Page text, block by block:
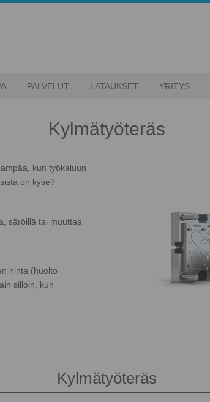
PALVELUT LATAUKSET YRITYS
Kylmätyöteräs
kun työkaluun
on kyse?
säröillä tai muuttaa
hinta (huolto
silloin, kun
Kylmätyöteräs